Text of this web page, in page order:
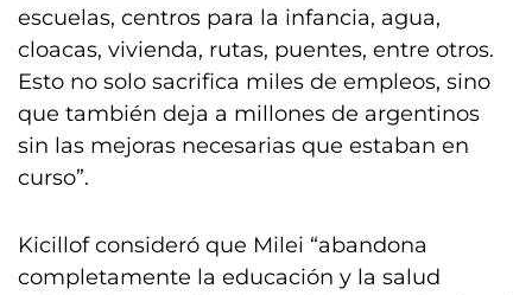
escuelas, centros para la infancia, agua,
cloacas, vivienda, rutas, puentes, entre otros.
Esto no solo sacrifica miles de empleos, sino
que también deja a millones de argentinos
sin las mejoras necesarias que estaban en
curso”.
Kicillof consideró que Milei “abandona
completamente la educación y la salud